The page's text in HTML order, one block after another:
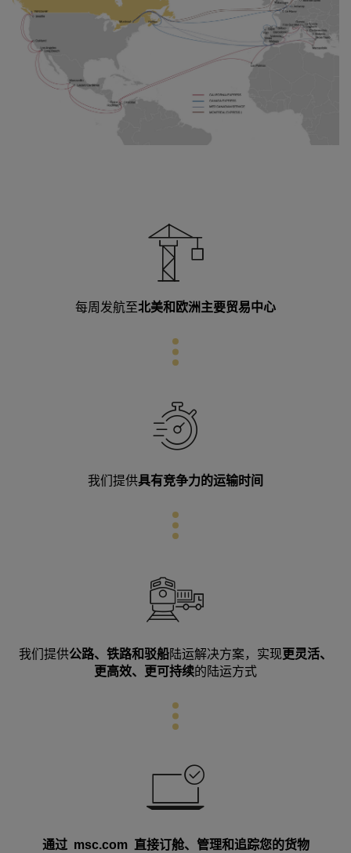
每周发航至北美和欧洲主要贸易中心
我们提供具有竞争力的运输时间
我们提供公路、铁路和驳船陆运解决方案，实现更灵活、
更高效、更可持续的陆运方式
通过 msc.com 直接订舱、管理和追踪您的货物